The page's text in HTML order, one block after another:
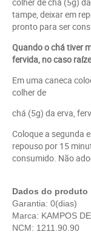
tampe, deixar em
pronto para ser
Quando o chá tiver
fervida, no caso
Em uma caneca
colher de
chá (5g) da erva,
Coloque a segunda
repouso por 15
consumido. Não
Dados do produto
Garantia: 0(dias)
Marca: KAMPOS
NCM: 1211.90.90